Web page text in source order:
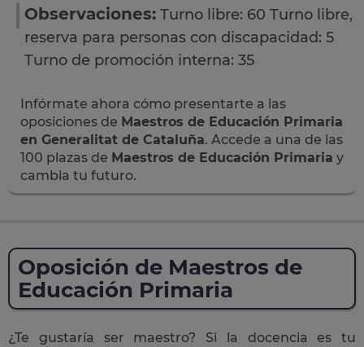
Observaciones: Turno libre: 60 Turno libre,
reserva para personas con discapacidad: 5
Turno de promoción interna: 35
Infórmate ahora cómo presentarte a las
oposiciones de Maestros de Educación Primaria
en Generalitat de Cataluña. Accede a una de las
100 plazas de Maestros de Educación Primaria y
cambia tu futuro.
Oposición de Maestros de
Educación Primaria
¿Te gustaría ser maestro? Si la docencia es tu